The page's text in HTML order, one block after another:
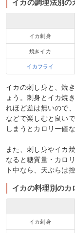
イカの調理法別の
イカ刺身
焼きイカ
イカフライ
イカの刺し身と、焼
ょう。刺身とイカ焼
れほど差は無いので
などで楽しむと良い
しまうとカロリー値
また、刺し身やイカ
なると糖質量・カロ
ト中なら、天ぷらは
イカの料理別のカ
イカ刺身